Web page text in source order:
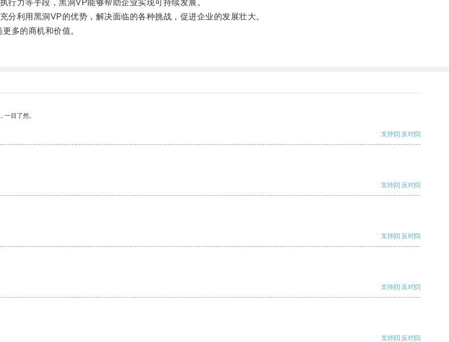
力等手段，黑洞VP能够帮助企业实现可持续发展。
利用黑洞VP的优势，解决面临的各种挑战，促进企业的发展壮大。
多的商机和价值。
目了然。
支持[0] 反对[0]
支持[0] 反对[0]
支持[0] 反对[0]
支持[0] 反对[0]
支持[0] 反对[0]